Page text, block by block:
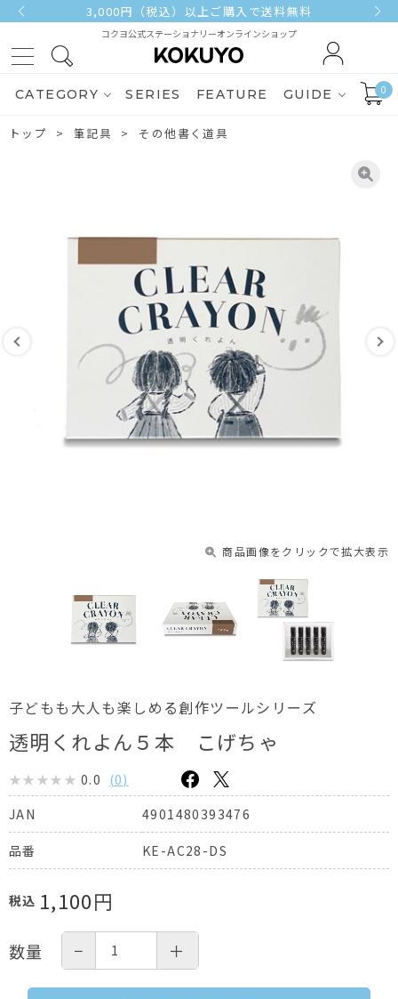
3,000円（税込）以上ご購入で送料無料
コクヨ公式ステーショナリーオンラインショップ
CATEGORY SERIES FEATURE GUIDE 0
トップ 筆記具 その他書く道具
商品画像をクリックで拡大表示
子どもも大人も楽しめる創作ツールシリーズ
透明くれよん５本 こげちゃ
0.0 (0)
JAN
4901480393476
品番 KE-AC28-DS
税込 1,100円
数量 − ＋